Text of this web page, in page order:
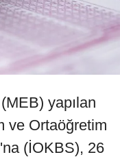
yapılan
ve Ortaöğretim
(İOKBS), 26